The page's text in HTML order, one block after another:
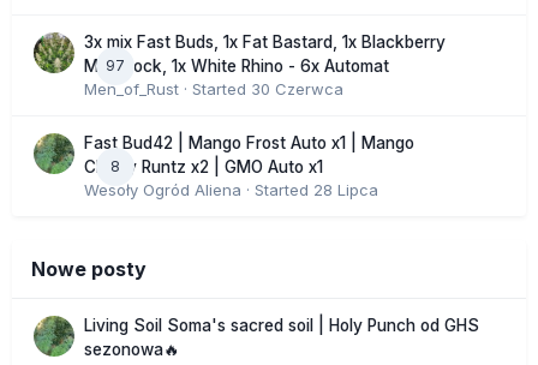
97
3x mix Fast Buds, 1x Fat Bastard, 1x Blackberry
Moonrock, 1x White Rhino - 6x Automat
Men_of_Rust · Started 30 Czerwca
8
Fast Bud42 | Mango Frost Auto x1 | Mango
Cherry Runtz x2 | GMO Auto x1
Wesoły Ogród Aliena · Started 28 Lipca
Nowe posty
Living Soil Soma's sacred soil | Holy Punch od GHS
sezonowa🔥